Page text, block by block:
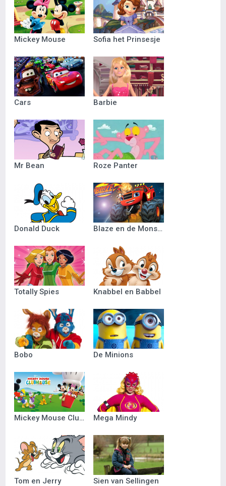
Mickey Mouse Sofia het Prinsesje
Cars Barbie
Mr Bean Roze Panter
Donald Duck Blaze en de Monsterwielen
Totally Spies Knabbel en Babbel
Bobo De Minions
Mickey Mouse Clubhuis Mega Mindy
Tom en Jerry Sien van Sellingen